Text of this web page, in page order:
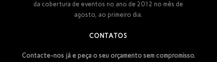
da cobertura de eventos no ano de 2012 no mês de
agosto, ao primeiro dia.
CONTATOS
Contacte-nos já e peça o seu orçamento sem compromisso.